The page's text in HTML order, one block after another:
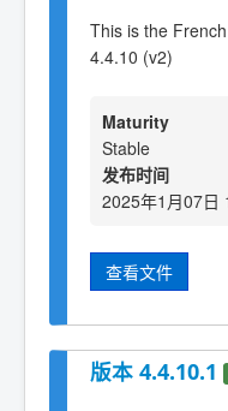
This is the
4.4.10 (v2)
Maturity
Stable
发布时间
2025年1月07日
查看文件
版本 4.4.10.1